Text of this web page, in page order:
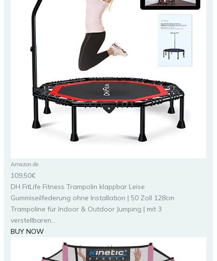
Amazon.de
109,50€
DH FitLife Fitness Trampolin klappbar Leise
Gummiseilfederung ohne Installation | 50 Zoll 128cm
Trampoline für Indoor & Outdoor Jumping | mit 3
verstellbaren...
BUY NOW